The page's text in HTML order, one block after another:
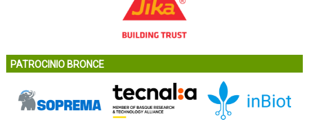
PATROCINIO BRONCE